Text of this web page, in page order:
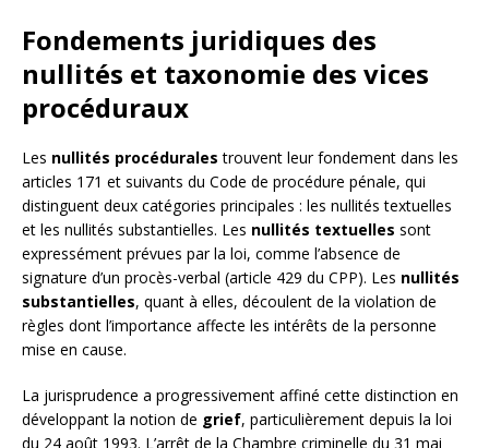
Fondements juridiques des
nullités et taxonomie des vices
procéduraux
Les nullités procédurales trouvent leur fondement dans les
articles 171 et suivants du Code de procédure pénale, qui
distinguent deux catégories principales : les nullités textuelles
et les nullités substantielles. Les nullités textuelles sont
expressément prévues par la loi, comme l’absence de
signature d’un procès-verbal (article 429 du CPP). Les nullités
substantielles, quant à elles, découlent de la violation de
règles dont l’importance affecte les intérêts de la personne
mise en cause.
La jurisprudence a progressivement affiné cette distinction en
développant la notion de grief, particulièrement depuis la loi
du 24 août 1993. L’arrêt de la Chambre criminelle du 31 mai